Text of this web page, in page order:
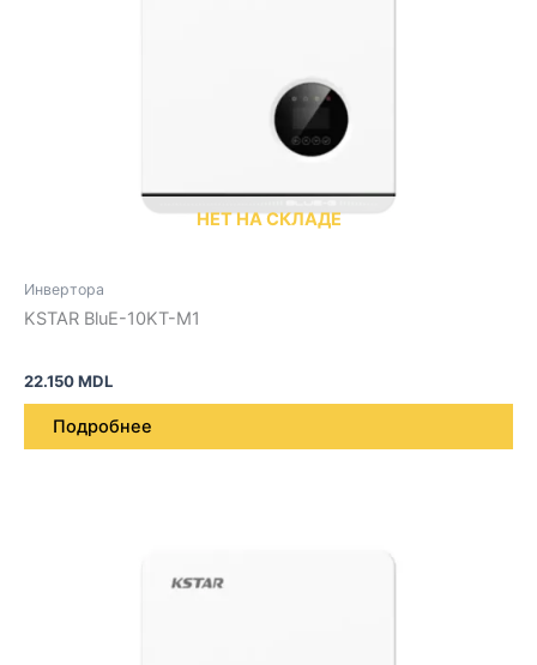
НЕТ НА СКЛАДЕ
Инвертора
KSTAR BluE-10KT-M1
22.150MDL
Подробнее